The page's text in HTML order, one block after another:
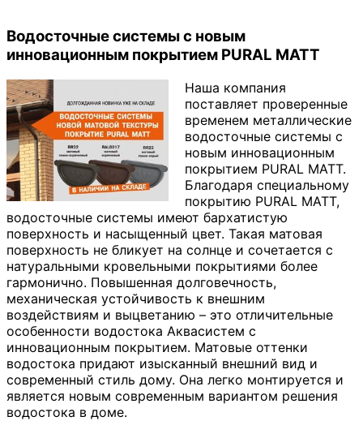
Водосточные системы с новым
инновационным покрытием PURAL MATT
Наша компания
поставляет проверенные
временем металлические
водосточные системы с
новым инновационным
покрытием PURAL MATT.
Благодаря специальному
покрытию PURAL MATT,
водосточные системы имеют бархатистую
поверхность и насыщенный цвет. Такая матовая
поверхность не бликует на солнце и сочетается с
натуральными кровельными покрытиями более
гармонично. Повышенная долговечность,
механическая устойчивость к внешним
воздействиям и выцветанию – это отличительные
особенности водостока Аквасистем с
инновационным покрытием. Матовые оттенки
водостока придают изысканный внешний вид и
современный стиль дому. Она легко монтируется и
является новым современным вариантом решения
водостока в доме.